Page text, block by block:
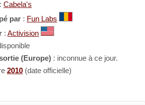
: Cabela's
par : Fun Labs
: Activision
(Europe) : inconnue à ce jour.
2010 (date officielle)